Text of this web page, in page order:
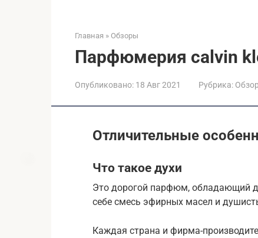
Главная » Обзоры
Парфюмерия calvin
Опубликовано: 18 Авг 2021 Рубрика:
Отличительные
Что такое духи
Это дорогой парфюм, обладающий
себе смесь эфирных масел и
Каждая страна и фирма-